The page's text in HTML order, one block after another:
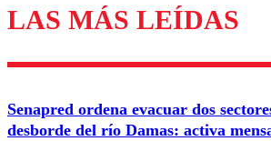
LAS MÁS LEÍDAS
Senapred ordena evacuar dos
desborde del río Damas: activa